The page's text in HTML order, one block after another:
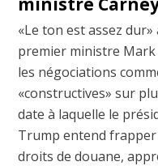
«Le ton est assez
premier ministre
les négociations
«constructives» sur
date à laquelle le
Trump entend frapper
droits de douane,